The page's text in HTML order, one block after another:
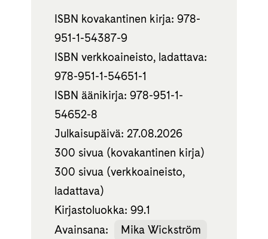
ISBN kovakantinen kirja: 978-
951-1-54387-9
ISBN verkkoaineisto, ladattava:
978-951-1-54651-1
ISBN äänikirja: 978-951-1-
54652-8
Julkaisupäivä: 27.08.2026
300 sivua (kovakantinen kirja)
300 sivua (verkkoaineisto,
ladattava)
Kirjastoluokka: 99.1
Avainsana:
Mika Wickström